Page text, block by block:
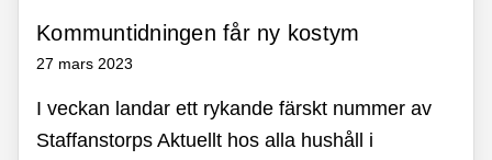
Kommuntidningen får ny kostym
27 mars 2023
I veckan landar ett rykande färskt nummer av
Staffanstorps Aktuellt hos alla hushåll i